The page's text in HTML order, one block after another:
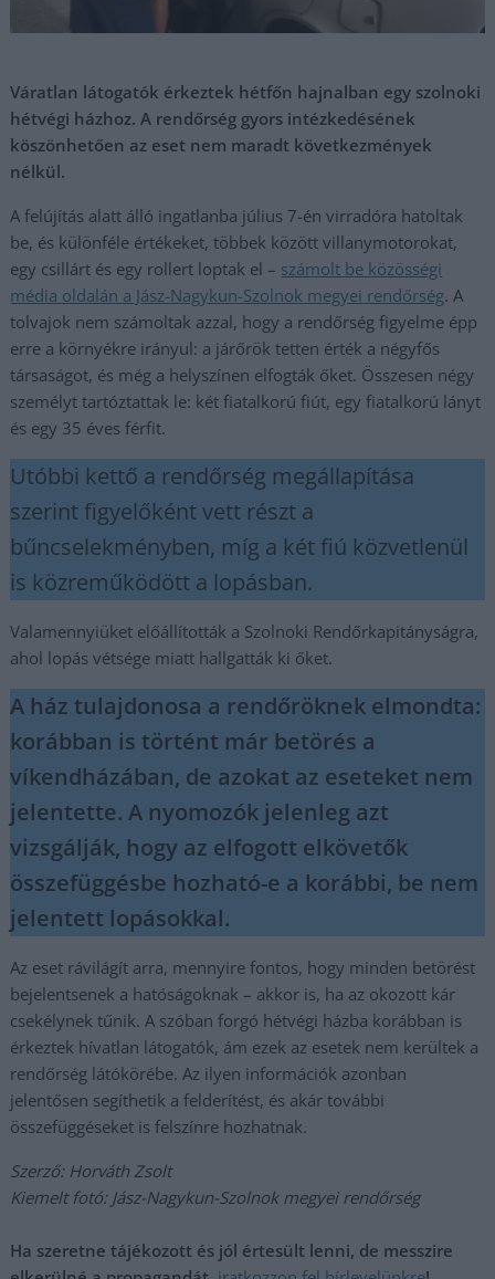
Váratlan látogatók érkeztek hétfőn hajnalban egy szolnoki
hétvégi házhoz. A rendőrség gyors intézkedésének
köszönhetően az eset nem maradt következmények
nélkül.
A felújítás alatt álló ingatlanba július 7-én virradóra hatoltak
be, és különféle értékeket, többek között villanymotorokat,
egy csillárt és egy rollert loptak el – számolt be közösségi
média oldalán a Jász-Nagykun-Szolnok megyei rendőrség. A
tolvajok nem számoltak azzal, hogy a rendőrség figyelme épp
erre a környékre irányul: a járőrök tetten érték a négyfős
társaságot, és még a helyszínen elfogták őket. Összesen négy
személyt tartóztattak le: két fiatalkorú fiút, egy fiatalkorú lányt
és egy 35 éves férfit.
Utóbbi kettő a rendőrség megállapítása
szerint figyelőként vett részt a
bűncselekményben, míg a két fiú közvetlenül
is közreműködött a lopásban.
Valamennyiüket előállították a Szolnoki Rendőrkapitányságra,
ahol lopás vétsége miatt hallgatták ki őket.
A ház tulajdonosa a rendőröknek elmondta:
korábban is történt már betörés a
víkendházában, de azokat az eseteket nem
jelentette. A nyomozók jelenleg azt
vizsgálják, hogy az elfogott elkövetők
összefüggésbe hozható-e a korábbi, be nem
jelentett lopásokkal.
Az eset rávilágít arra, mennyire fontos, hogy minden betörést
bejelentsenek a hatóságoknak – akkor is, ha az okozott kár
csekélynek tűnik. A szóban forgó hétvégi házba korábban is
érkeztek hívatlan látogatók, ám ezek az esetek nem kerültek a
rendőrség látókörébe. Az ilyen információk azonban
jelentősen segíthetik a felderítést, és akár további
összefüggéseket is felszínre hozhatnak.
Szerző: Horváth Zsolt
Kiemelt fotó: Jász-Nagykun-Szolnok megyei rendőrség
Ha szeretne tájékozott és jól értesült lenni, de messzire